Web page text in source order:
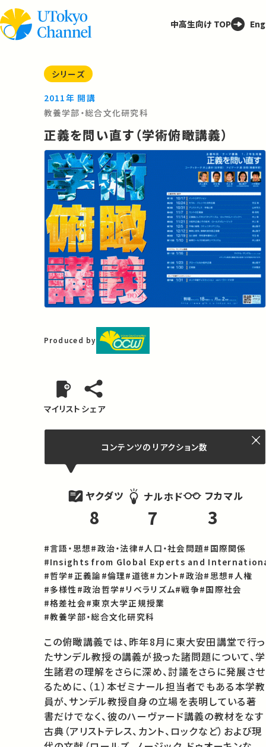
中高生向け TOP
シリーズ
2011年 開講
教養学部・総合文化研究科
正義を問い直す（学術俯瞰講義）
Produced by
マイリスト シェア
コンテンツの リアクション数
ヤクダツ
8
ナルホド
7
フカマル
3
#言語・思想#政治・法律#人口・社会問題#国際関係
#Insights from Global Experts and
#哲学#正義論 #倫理#道徳#カント#政治#思想#人権
#多様性 #政治哲学#リベラリズム#戦争#国際社会
#格差社会#東京大学正規授業
#教養学部・総合文化研究科
この俯瞰講義では、昨年8月に東大安田講堂で行っ
たサンデル教授の講義が扱った諸問題について、学
生諸君の理解をさらに深め、討議をさらに発展させ
るために、（１）本ゼミナール担当者でもある本学教
員が、サンデル教授自身の立場を表明している著
書だけでなく、彼のハーヴァード講義の教材をなす
古典（アリストテレス、カント、ロックなど）および現